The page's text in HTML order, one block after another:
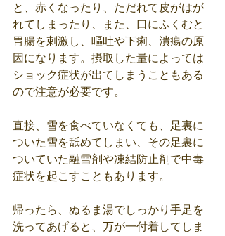
と、赤くなったり、ただれて皮がはが
れてしまったり、また、口にふくむと
胃腸を刺激し、嘔吐や下痢、潰瘍の原
因になります。摂取した量によっては
ショック症状が出てしまうこともある
ので注意が必要です。
直接、雪を食べていなくても、足裏に
ついた雪を舐めてしまい、その足裏に
ついていた融雪剤や凍結防止剤で中毒
症状を起こすこともあります。
帰ったら、ぬるま湯でしっかり手足を
洗ってあげると、万が一付着してしま